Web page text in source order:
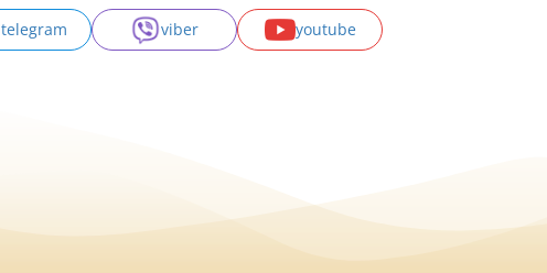
telegram viber youtube